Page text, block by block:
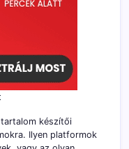
készítői
Ilyen platformok